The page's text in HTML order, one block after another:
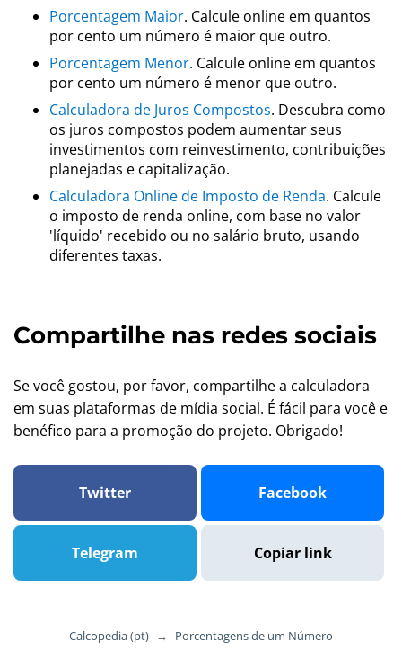
Porcentagem Maior. Calcule online em quantos
por cento um número é maior que outro.
Porcentagem Menor. Calcule online em quantos
por cento um número é menor que outro.
Calculadora de Juros Compostos. Descubra como
os juros compostos podem aumentar seus
investimentos com reinvestimento, contribuições
planejadas e capitalização.
Calculadora Online de Imposto de Renda. Calcule
o imposto de renda online, com base no valor
'líquido' recebido ou no salário bruto, usando
diferentes taxas.
Compartilhe nas redes sociais
Se você gostou, por favor, compartilhe a calculadora
em suas plataformas de mídia social. É fácil para você e
benéfico para a promoção do projeto. Obrigado!
Twitter Facebook
Telegram Copiar link
Calcopedia (pt) → Porcentagens de um Número